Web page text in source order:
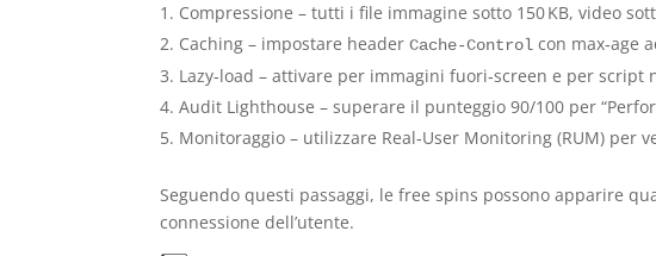
Compressione – tutti i file immagine sotto 150 KB, video
Caching – impostare headerCache‑Control con max‑age
Lazy‑load – attivare per immagini fuori‑screen e per script
Audit Lighthouse – superare il punteggio 90/100 per
Monitoraggio – utilizzare Real‑User Monitoring (RUM) per
Seguendo questi passaggi, le free spins possono apparire
connessione dell’utente.